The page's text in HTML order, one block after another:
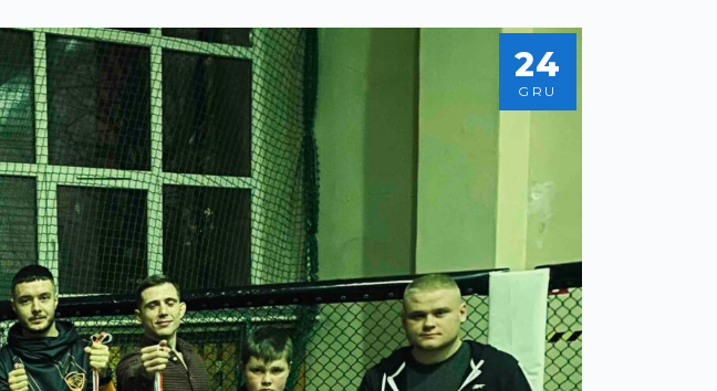
24
GRU